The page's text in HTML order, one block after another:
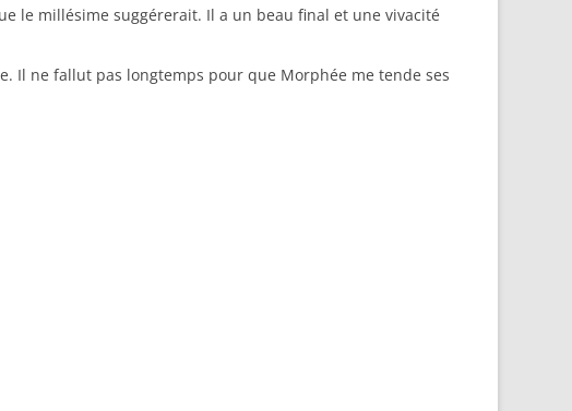
le millésime suggérerait. Il a un beau final et une vivacité
Il ne fallut pas longtemps pour que Morphée me tende ses